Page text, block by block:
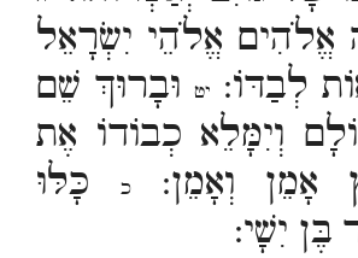
אֱלֹהִים אֱלֹהֵי יִשְׂרָאֵל
לְבַדּוֹ: יט וּבָרוּךְ שֵׁם
וְיִמָּלֵא כְבוֹדוֹ אֶת
אָמֵן וְאָמֵן:
כ
כָּלּוּ
בֶּן יִשָׁי: